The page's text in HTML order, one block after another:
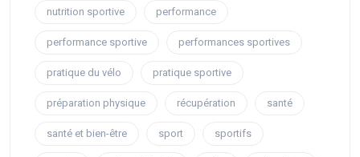
nutrition sportive performance
performance sportive performances sportives
pratique du vélo pratique sportive
préparation physique récupération santé
santé et bien-être sport sportifs